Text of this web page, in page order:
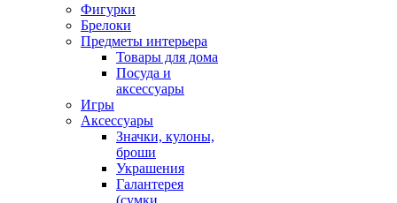
Фигурки
Брелоки
Предметы интерьера
Товары для дома
Посуда и
аксессуары
Игры
Аксессуары
Значки, кулоны,
броши
Украшения
Галантерея
(сумки,